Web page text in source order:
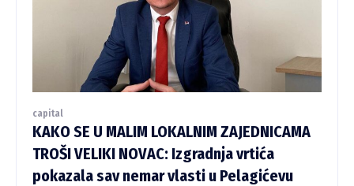
capital
KAKO SE U MALIM LOKALNIM ZAJEDNICAMA
TROŠI VELIKI NOVAC: Izgradnja vrtića
pokazala sav nemar vlasti u Pelagićevu